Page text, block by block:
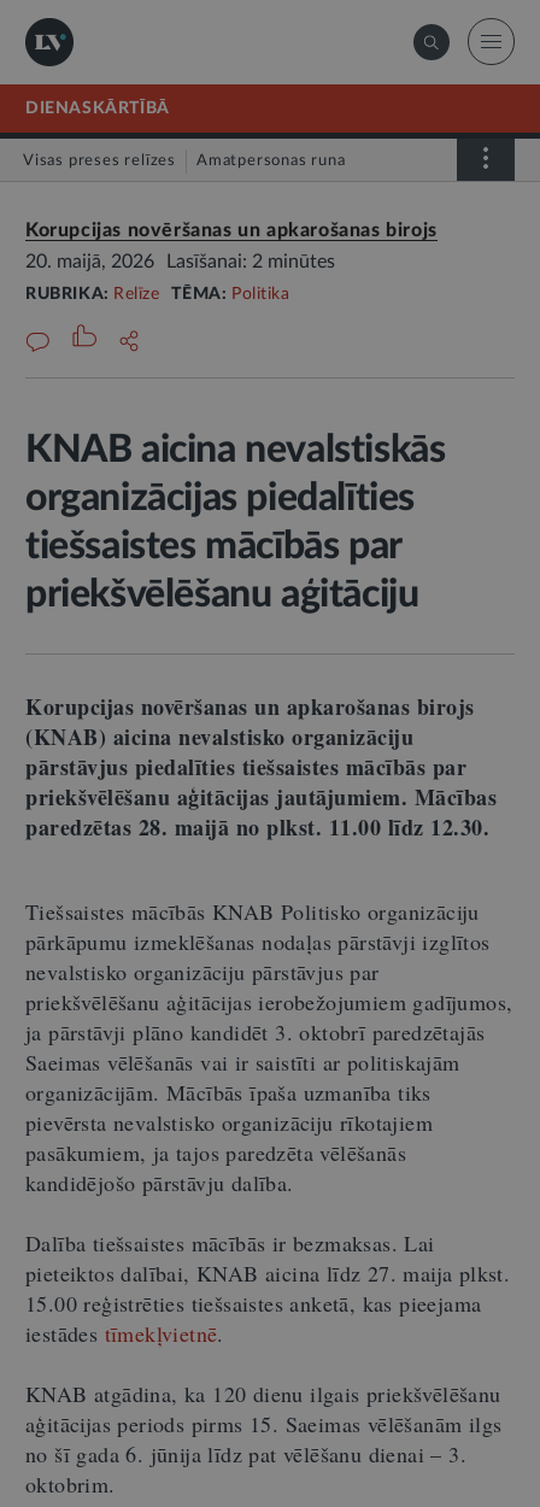
DIENASKĀRTĪBĀ
Visas preses relīzes Amatpersonas runa
Korupcijas novēršanas un apkarošanas birojs
20. maijā, 2026
Lasīšanai: 2 minūtes
RUBRIKA: Relīze TĒMA: Politika
KNAB aicina nevalstiskās
organizācijas piedalīties
tiešsaistes mācībās par
priekšvēlēšanu aģitāciju
Korupcijas novēršanas un apkarošanas birojs
(KNAB) aicina nevalstisko organizāciju
pārstāvjus piedalīties tiešsaistes mācībās par
priekšvēlēšanu aģitācijas jautājumiem. Mācības
paredzētas 28. maijā no plkst. 11.00 līdz 12.30.
Tiešsaistes mācībās KNAB Politisko organizāciju
pārkāpumu izmeklēšanas nodaļas pārstāvji izglītos
nevalstisko organizāciju pārstāvjus par
priekšvēlēšanu aģitācijas ierobežojumiem gadījumos,
ja pārstāvji plāno kandidēt 3. oktobrī paredzētajās
Saeimas vēlēšanās vai ir saistīti ar politiskajām
organizācijām. Mācībās īpaša uzmanība tiks
pievērsta nevalstisko organizāciju rīkotajiem
pasākumiem, ja tajos paredzēta vēlēšanās
kandidējošo pārstāvju dalība.
Dalība tiešsaistes mācībās ir bezmaksas. Lai
pieteiktos dalībai, KNAB aicina līdz 27. maija plkst.
15.00 reģistrēties tiešsaistes anketā, kas pieejama
iestādes tīmekļvietnē.
KNAB atgādina, ka 120 dienu ilgais priekšvēlēšanu
aģitācijas periods pirms 15. Saeimas vēlēšanām ilgs
no šī gada 6. jūnija līdz pat vēlēšanu dienai – 3.
oktobrim.